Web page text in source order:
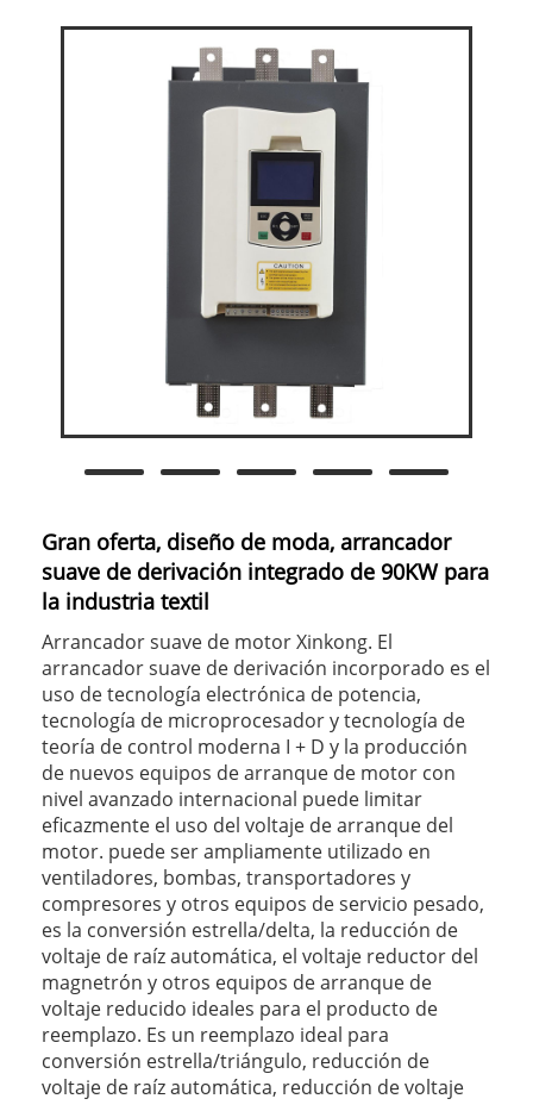
Gran oferta, diseño de moda, arrancador
suave de derivación integrado de 90KW para
la industria textil
Arrancador suave de motor Xinkong. El
arrancador suave de derivación incorporado es el
uso de tecnología electrónica de potencia,
tecnología de microprocesador y tecnología de
teoría de control moderna I + D y la producción
de nuevos equipos de arranque de motor con
nivel avanzado internacional puede limitar
eficazmente el uso del voltaje de arranque del
motor. puede ser ampliamente utilizado en
ventiladores, bombas, transportadores y
compresores y otros equipos de servicio pesado,
es la conversión estrella/delta, la reducción de
voltaje de raíz automática, el voltaje reductor del
magnetrón y otros equipos de arranque de
voltaje reducido ideales para el producto de
reemplazo. Es un reemplazo ideal para
conversión estrella/triángulo, reducción de
voltaje de raíz automática, reducción de voltaje